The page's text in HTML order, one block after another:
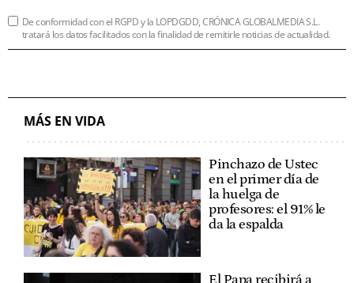
De conformidad con el RGPD y la LOPDGDD, CRÓNICA GLOBALMEDIA S.L.
tratará los datos facilitados con la finalidad de remitirle noticias de actualidad.
MÁS EN VIDA
Pinchazo de Ustec
en el primer día de
la huelga de
profesores: el 91% le
da la espalda
El Papa recibirá a